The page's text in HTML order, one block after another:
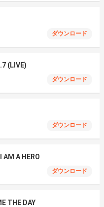
ダウンロード
(LIVE)
ダウンロード
ダウンロード
A HERO
ダウンロード
THE DAY